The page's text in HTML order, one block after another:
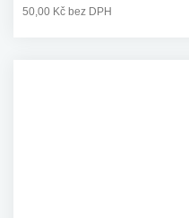
50,00 Kč bez DPH